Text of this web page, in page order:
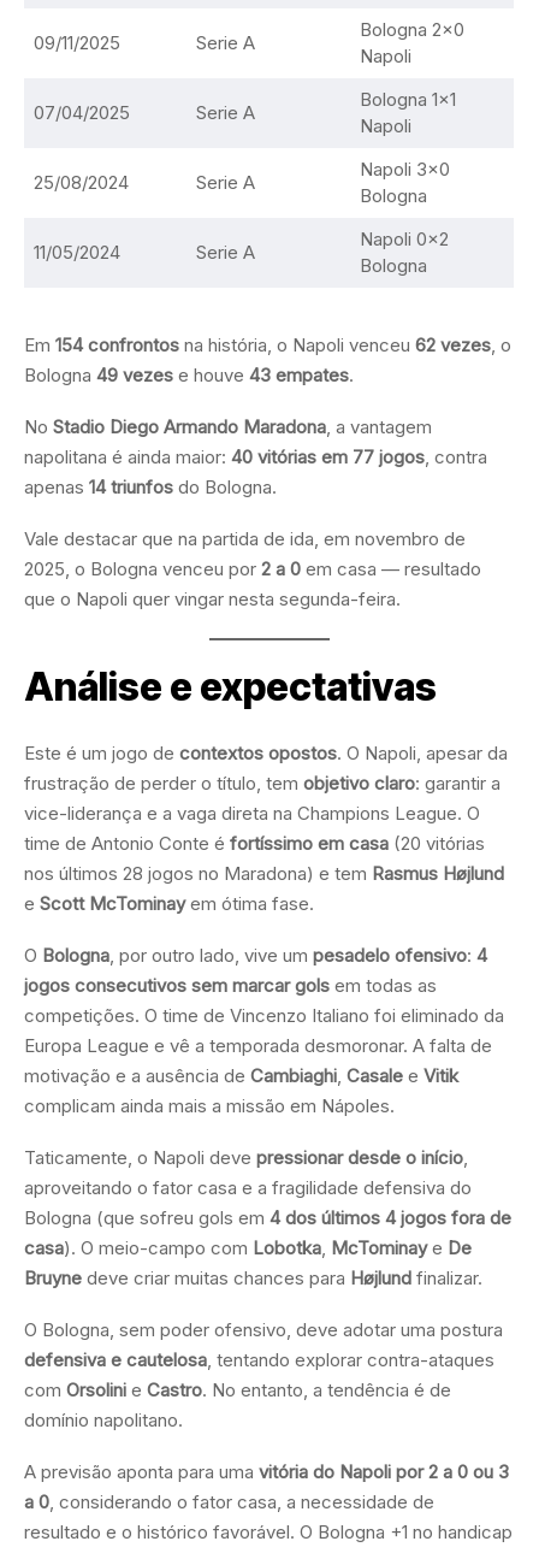
09/11/2025 Serie A
Bologna 2×0
Napoli
07/04/2025 Serie A
Bologna 1×1
Napoli
25/08/2024 Serie A
Napoli 3×0
Bologna
11/05/2024 Serie A
Napoli 0×2
Bologna
Em 154 confrontos na história, o Napoli venceu 62 vezes, o
Bologna 49 vezes e houve 43 empates.
No Stadio Diego Armando Maradona, a vantagem
napolitana é ainda maior: 40 vitórias em 77 jogos, contra
apenas 14 triunfos do Bologna.
Vale destacar que na partida de ida, em novembro de
2025, o Bologna venceu por 2 a 0 em casa — resultado
que o Napoli quer vingar nesta segunda-feira.
Análise e expectativas
Este é um jogo de contextos opostos. O Napoli, apesar da
frustração de perder o título, tem objetivo claro: garantir a
vice-liderança e a vaga direta na Champions League. O
time de Antonio Conte é fortíssimo em casa (20 vitórias
nos últimos 28 jogos no Maradona) e tem Rasmus Højlund
e Scott McTominayem ótima fase.
O Bologna, por outro lado, vive um pesadelo ofensivo: 4
jogos consecutivos sem marcar gols em todas as
competições. O time de Vincenzo Italiano foi eliminado da
Europa League e vê a temporada desmoronar. A falta de
motivação e a ausência de Cambiaghi, Casale e Vitik
complicam ainda mais a missão em Nápoles.
Taticamente, o Napoli deve pressionar desde o início,
aproveitando o fator casa e a fragilidade defensiva do
Bologna (que sofreu gols em 4 dos últimos 4 jogos fora de
casa). O meio-campo com Lobotka, McTominaye De
Bruyne deve criar muitas chances para Højlund finalizar.
O Bologna, sem poder ofensivo, deve adotar uma postura
defensiva e cautelosa, tentando explorar contra-ataques
com Orsolini e Castro. No entanto, a tendência é de
domínio napolitano.
A previsão aponta para uma vitória do Napoli por 2 a 0 ou 3
a 0, considerando o fator casa, a necessidade de
resultado e o histórico favorável. O Bologna +1 no handicap